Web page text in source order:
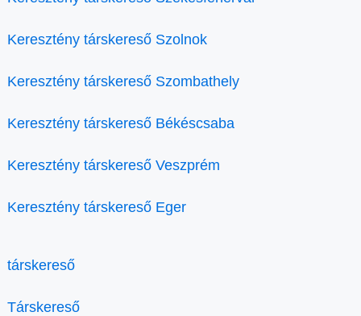
Keresztény társkereső Szolnok
Keresztény társkereső Szombathely
Keresztény társkereső Békéscsaba
Keresztény társkereső Veszprém
Keresztény társkereső Eger
társkereső
Társkereső